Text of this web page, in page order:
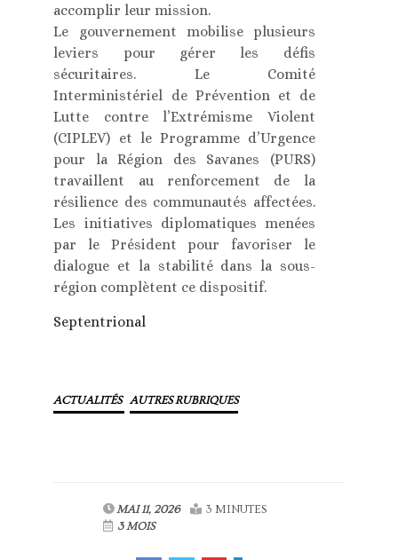
accomplir leur mission.
Le gouvernement mobilise plusieurs
leviers pour gérer les défis
sécuritaires. Le Comité
Interministériel de Prévention et de
Lutte contre l’Extrémisme Violent
(CIPLEV) et le Programme d’Urgence
pour la Région des Savanes (PURS)
travaillent au renforcement de la
résilience des communautés affectées.
Les initiatives diplomatiques menées
par le Président pour favoriser le
dialogue et la stabilité dans la sous-
région complètent ce dispositif.
Septentrional
ACTUALITÉS AUTRES RUBRIQUES
MAI 11, 2026
3 MINUTES
3 MOIS